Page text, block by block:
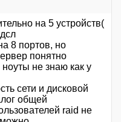
на 5 устройств(
8 портов, но
понятно
не знаю как у
сети и дисковой
общей
raid не